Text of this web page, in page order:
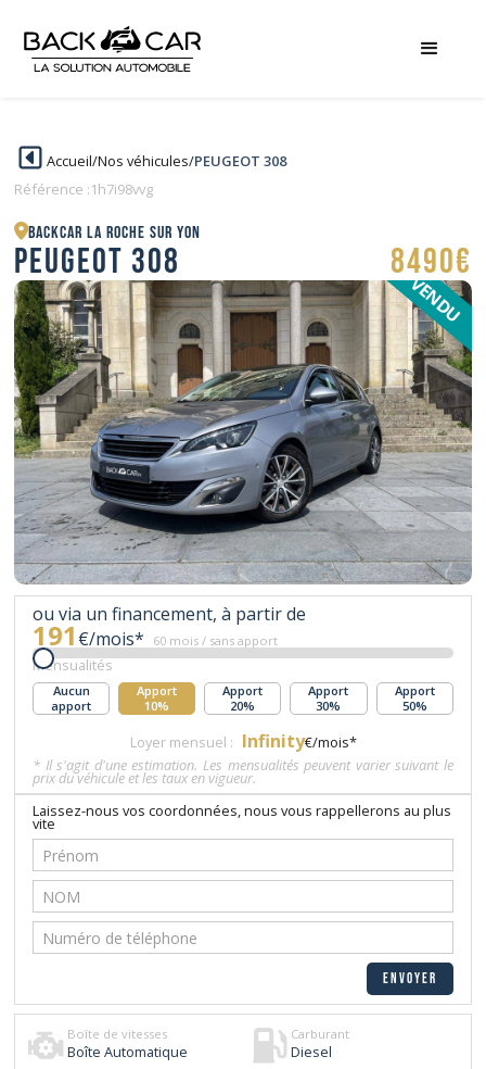
Accueil/Nos véhicules/PEUGEOT 308
Référence :1h7i98vvg
BACKCAR La Roche sur Yon
PEUGEOT 308 8490€
VENDU
ou via un financement, à partir de
191 €/mois* 60 mois / sans apport
Mensualités
Aucun
apport
Apport
10%
Apport
20%
Apport
30%
Apport
50%
Loyer mensuel : Infinity€/mois*
* Il s'agit d'une estimation. Les mensualités peuvent varier suivant le
prix du véhicule et les taux en vigueur.
Laissez-nous vos coordonnées, nous vous rappellerons au plus
vite
Boîte de vitesses
Boîte Automatique
Carburant
Diesel